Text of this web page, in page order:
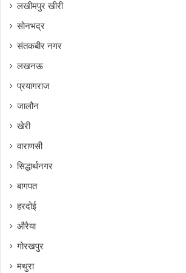
लखीमपुर खीरी
सोनभद्र
संतकबीर नगर
लखनऊ
प्रयागराज
जालौन
खेरी
वाराणसी
सिद्धार्थनगर
बागपत
हरदोई
औरैया
गोरखपुर
मथुरा